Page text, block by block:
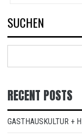
SUCHEN
RECENT POSTS
GASTHAUSKULTUR +